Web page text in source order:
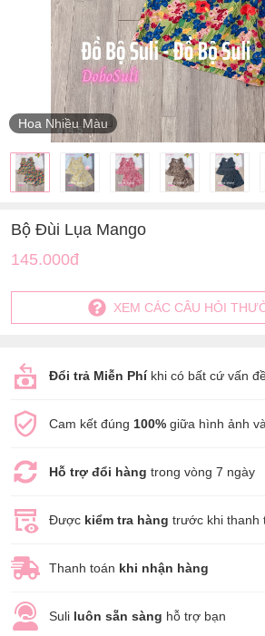
Hoa Nhiều Màu
Bộ Đùi Lụa Mango
145.000đ
XEM CÁC CÂU HỎI
Đổi trả Miễn Phíkhi có bất cứ vấn
Cam kết đúng 100% giữa hình ảnh
Hỗ trợ đổi hàng trong vòng 7 ngày
Được kiểm tra hàng trước khi thanh
Thanh toán khi nhận hàng
Suli luôn sẵn sàng hỗ trợ bạn